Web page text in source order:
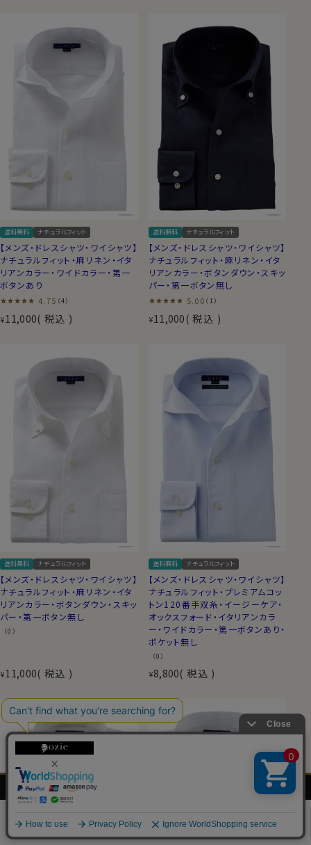
メンズ
シャツ
シャツの
基礎知識
送料無料 ナチュラルフィット
【メンズ・ドレスシャツ・ワイシャツ】
ナチュラルフィット・麻リネン・イタ
リアンカラー・ワイドカラー・第一
ボタンあり
4.75 （4）
¥11,000 税込
送料無料 ナチュラルフィット
【メンズ・ドレスシャツ・ワイシャツ】
ナチュラルフィット・麻リネン・イタ
リアンカラー・ボタンダウン・スキッ
パー・第一ボタン無し
5.00 （1）
¥11,000 税込
送料無料 ナチュラルフィット
【メンズ・ドレスシャツ・ワイシャツ】
ナチュラルフィット・麻リネン・イタ
リアンカラー・ボタンダウン・スキッ
パー・第一ボタン無し
（0）
¥11,000 税込
送料無料 ナチュラルフィット
【メンズ・ドレスシャツ・ワイシャツ】
ナチュラルフィット・プレミアムコッ
トン120番手双糸・イージーケア・
オックスフォード・イタリアンカラ
ー・ワイドカラー・第一ボタンあり・
ポケット無し
（0）
¥8,800 税込